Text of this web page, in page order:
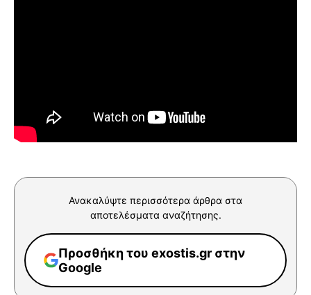
Ανακαλύψτε περισσότερα άρθρα στα
αποτελέσματα αναζήτησης.
Προσθήκη του exostis.gr στην
Google